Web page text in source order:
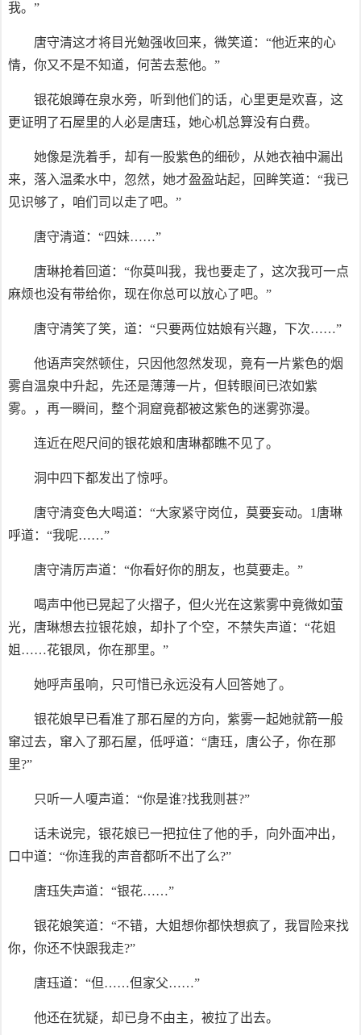
我。”
唐守清这才将目光勉强收回来，微笑道：“他近来的心
情，你又不是不知道，何苦去惹他。”
银花娘蹲在泉水旁，听到他们的话，心里更是欢喜，这
更证明了石屋里的人必是唐珏，她心机总算没有白费。
她像是洗着手，却有一股紫色的细砂，从她衣袖中漏出
来，落入温柔水中，忽然，她才盈盈站起，回眸笑道：“我已
见识够了，咱们司以走了吧。”
唐守清道：“四妹……”
唐琳抢着回道：“你莫叫我，我也要走了，这次我可一点
麻烦也没有带给你，现在你总可以放心了吧。”
唐守清笑了笑，道：“只要两位姑娘有兴趣，下次……”
他语声突然顿住，只因他忽然发现，竟有一片紫色的烟
雾自温泉中升起，先还是薄薄一片，但转眼间已浓如紫
雾。，再一瞬间，整个洞窟竟都被这紫色的迷雾弥漫。
连近在咫尺间的银花娘和唐琳都瞧不见了。
洞中四下都发出了惊呼。
唐守清变色大喝道：“大家紧守岗位，莫要妄动。1唐琳
呼道：“我呢……”
唐守清厉声道：“你看好你的朋友，也莫要走。”
喝声中他已晃起了火摺子，但火光在这紫雾中竟微如萤
光，唐琳想去拉银花娘，却扑了个空，不禁失声道：“花姐
姐……花银凤，你在那里。”
她呼声虽响，只可惜已永远没有人回答她了。
银花娘早已看准了那石屋的方向，紫雾一起她就箭一般
窜过去，窜入了那石屋，低呼道：“唐珏，唐公子，你在那
里?”
只听一人嗄声道：“你是谁?找我则甚?”
话未说完，银花娘已一把拉住了他的手，向外面冲出，
口中道：“你连我的声音都听不出了么?”
唐珏失声道：“银花……”
银花娘笑道：“不错，大姐想你都快想疯了，我冒险来找
你，你还不快跟我走?”
唐珏道：“但……但家父……”
他还在犹疑，却已身不由主，被拉了出去。